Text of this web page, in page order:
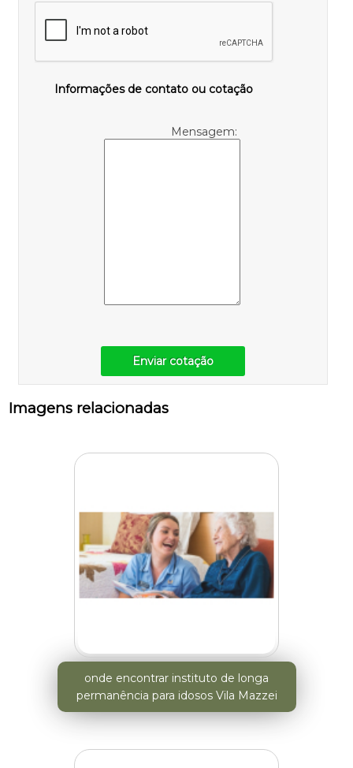
Informações de contato ou cotação
Mensagem:
Enviar cotação
Imagens relacionadas
onde encontrar instituto de longa
permanência para idosos Vila Mazzei